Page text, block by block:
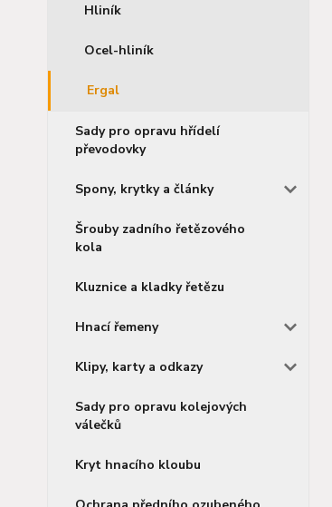
Hliník
Ocel-hliník
Ergal
Sady pro opravu hřídelí
převodovky
Spony, krytky a články
Šrouby zadního řetězového
kola
Kluznice a kladky řetězu
Hnací řemeny
Klipy, karty a odkazy
Sady pro opravu kolejových
válečků
Kryt hnacího kloubu